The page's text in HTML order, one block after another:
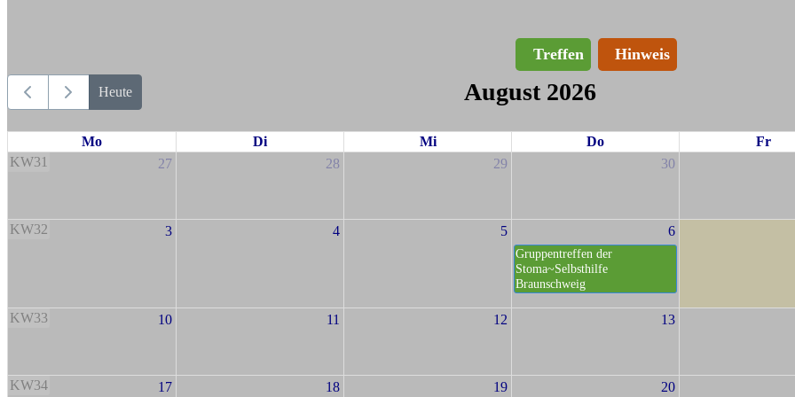
Treffen Hinweis
Heute August 2026
Mo Di Mi Do
Fr
KW31
27 28 29 30
KW32 3 4 5 6
Gruppentreffen der
Stoma~Selbsthilfe
Braunschweig
KW33 10 11 12 13
KW34 17 18 19 20